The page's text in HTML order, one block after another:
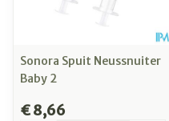
Sonora Spuit Neussnuiter
Baby 2
€ 8,66